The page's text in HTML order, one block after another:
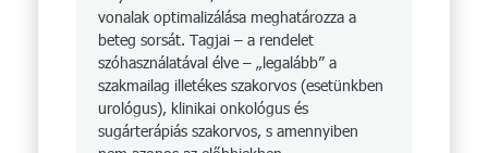
vonalak optimalizálása meghatározza a
beteg sorsát. Tagjai – a rendelet
szóhasználatával élve – „legalább” a
szakmailag illetékes szakorvos (esetünkben
urológus), klinikai onkológus és
sugárterápiás szakorvos, s amennyiben